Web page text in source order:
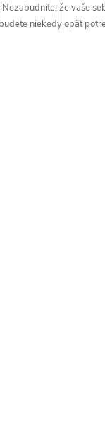
Nezabudnite, že vaše
niekedy opäť